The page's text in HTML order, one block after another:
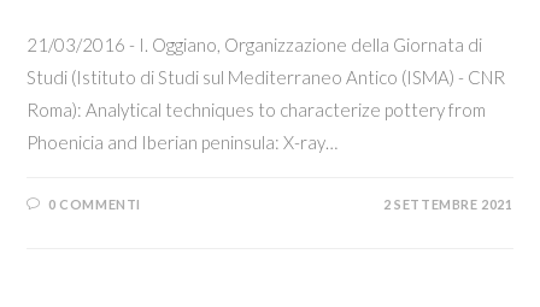
21/03/2016 - I. Oggiano, Organizzazione della Giornata di
Studi (Istituto di Studi sul Mediterraneo Antico (ISMA) - CNR
Roma): Analytical techniques to characterize pottery from
Phoenicia and Iberian peninsula: X-ray…
0 COMMENTI 2 SETTEMBRE 2021